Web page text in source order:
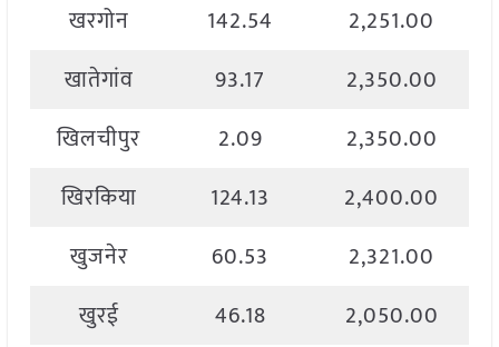
खरगोन
142.54
2,251.00
खातेगांव
93.17
2,350.00
खिलचीपुर
2.09
2,350.00
खिरकिया
124.13
2,400.00
खुजनेर
60.53
2,321.00
खुरई
46.18
2,050.00